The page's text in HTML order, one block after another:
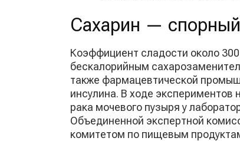
Сахарин —
Коэффициент сладости около
бескалорийным
также фармацевтической
инсулина. В ходе
рака мочевого пузыря у
Объединенной экспертной
комитетом по пищевым